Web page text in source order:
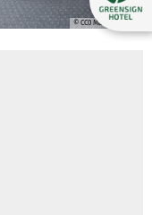
© CC0 Maternushaus